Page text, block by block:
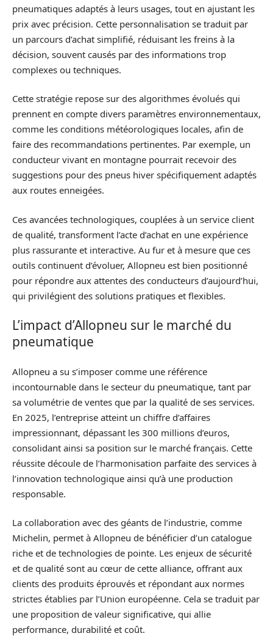
pneumatiques adaptés à leurs usages, tout en ajustant les
prix avec précision. Cette personnalisation se traduit par
un parcours d’achat simplifié, réduisant les freins à la
décision, souvent causés par des informations trop
complexes ou techniques.
Cette stratégie repose sur des algorithmes évolués qui
prennent en compte divers paramètres environnementaux,
comme les conditions météorologiques locales, afin de
faire des recommandations pertinentes. Par exemple, un
conducteur vivant en montagne pourrait recevoir des
suggestions pour des pneus hiver spécifiquement adaptés
aux routes enneigées.
Ces avancées technologiques, couplées à un service client
de qualité, transforment l’acte d’achat en une expérience
plus rassurante et interactive. Au fur et à mesure que ces
outils continuent d’évoluer, Allopneu est bien positionné
pour répondre aux attentes des conducteurs d’aujourd’hui,
qui privilégient des solutions pratiques et flexibles.
L’impact d’Allopneu sur le marché du
pneumatique
Allopneu a su s’imposer comme une référence
incontournable dans le secteur du pneumatique, tant par
sa volumétrie de ventes que par la qualité de ses services.
En 2025, l’entreprise atteint un chiffre d’affaires
impressionnant, dépassant les 300 millions d’euros,
consolidant ainsi sa position sur le marché français. Cette
réussite découle de l’harmonisation parfaite des services à
l’innovation technologique ainsi qu’à une production
responsable.
La collaboration avec des géants de l’industrie, comme
Michelin, permet à Allopneu de bénéficier d’un catalogue
riche et de technologies de pointe. Les enjeux de sécurité
et de qualité sont au cœur de cette alliance, offrant aux
clients des produits éprouvés et répondant aux normes
strictes établies par l’Union européenne. Cela se traduit par
une proposition de valeur significative, qui allie
performance, durabilité et coût.